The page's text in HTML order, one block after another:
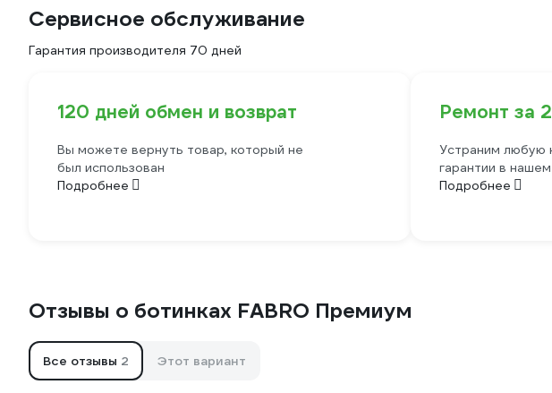
Сервисное обслуживание
Гарантия производителя 70 дней
120 дней обмен и возврат
Вы можете вернуть товар, который не
был использован
Подробнее
Ремонт за
Устраним любую
гарантии в
Подробнее
Отзывы о ботинках FABRO Премиум
Все отзывы 2 Этот вариант